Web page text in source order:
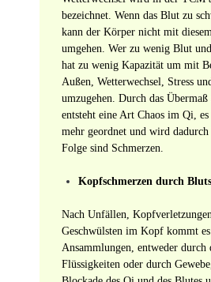
bezeichnet. Wenn das Blut zu
kann der Körper nicht mit
umgehen. Wer zu wenig Blut
hat zu wenig Kapazität um mit
Außen, Wetterwechsel, Stress
umzugehen. Durch das Übermaß
entsteht eine Art Chaos im Qi,
mehr geordnet und wird
Folge sind Schmerzen.
Kopfschmerzen durch
Nach Unfällen,
Geschwülsten im Kopf kommt
Ansammlungen, entweder durch
Flüssigkeiten oder durch